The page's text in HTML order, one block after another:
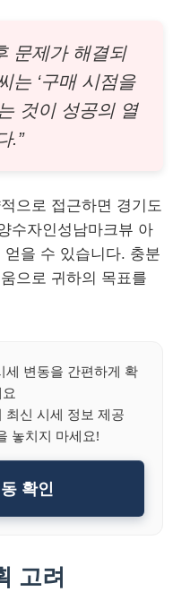
문제가 해결되
는 ‘구매 시점을
것이 성공의 열
.”
으로 접근하면 경기도
수자인성남마크뷰 아
을 수 있습니다. 충분
으로 귀하의 목표를
세 변동을 간편하게 확
최신 시세 정보 제공
놓치지 마세요!
확인
고려